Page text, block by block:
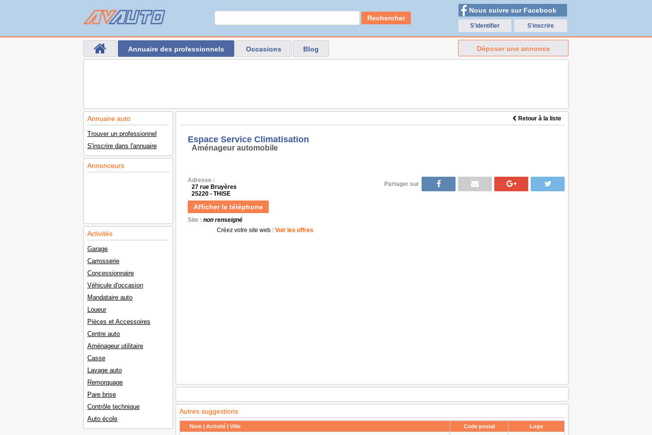
Rechercher
Nous suivre sur Facebook
S'identifier S'inscrire
Annuaire des professionnels Occasions Blog Déposer une annonce
Annuaire auto
Trouver un professionnel
S'inscrire dans l'annuaire
Annonceurs
Activités
Garage
Carrosserie
Concessionnaire
Véhicule d'occasion
Mandataire auto
Loueur
Pièces et Accessoires
Centre auto
Aménageur utilitaire
Casse
Lavage auto
Remorquage
Pare brise
Contrôle technique
Auto école
Retour à la liste
Espace Service Climatisation
Aménageur automobile
Adresse :
27 rue Bruyères
25220 - THISE
Afficher le téléphone
Site : non renseigné
Créez votre site web : Voir les offres
Partager sur
Autres suggestions
Nom | Activité | Ville Code postal Logo